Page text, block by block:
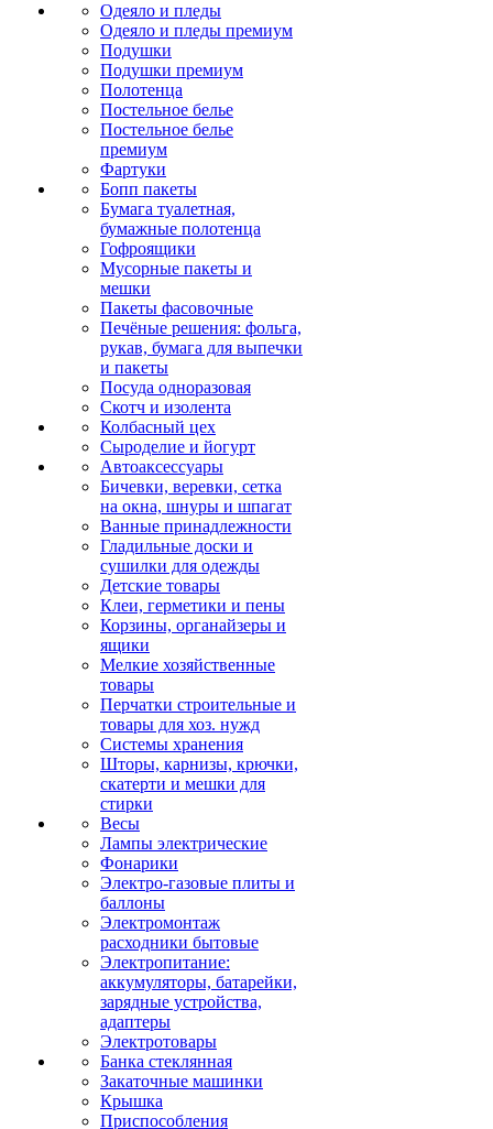
Одеяло и пледы
Одеяло и пледы премиум
Подушки
Подушки премиум
Полотенца
Постельное белье
Постельное белье
премиум
Фартуки
Бопп пакеты
Бумага туалетная,
бумажные полотенца
Гофроящики
Мусорные пакеты и
мешки
Пакеты фасовочные
Печёные решения: фольга,
рукав, бумага для выпечки
и пакеты
Посуда одноразовая
Скотч и изолента
Колбасный цех
Сыроделие и йогурт
Автоаксессуары
Бичевки, веревки, сетка
на окна, шнуры и шпагат
Ванные принадлежности
Гладильные доски и
сушилки для одежды
Детские товары
Клеи, герметики и пены
Корзины, органайзеры и
ящики
Мелкие хозяйственные
товары
Перчатки строительные и
товары для хоз. нужд
Системы хранения
Шторы, карнизы, крючки,
скатерти и мешки для
стирки
Весы
Лампы электрические
Фонарики
Электро-газовые плиты и
баллоны
Электромонтаж
расходники бытовые
Электропитание:
аккумуляторы, батарейки,
зарядные устройства,
адаптеры
Электротовары
Банка стеклянная
Закаточные машинки
Крышка
Приспособления